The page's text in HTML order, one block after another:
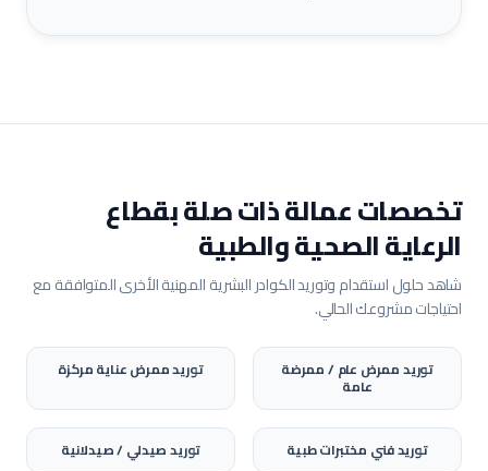
تخصصات عمالة ذات صلة بقطاع
الرعاية الصحية والطبية
شاهد حلول استقدام وتوريد الكوادر البشرية المهنية الأخرى المتوافقة مع
احتياجات مشروعك الحالي.
توريدممرض عام / ممرضة
عامة
توريدممرض عناية مركزة
توريدفني مختبرات طبية توريدصيدلي / صيدلانية